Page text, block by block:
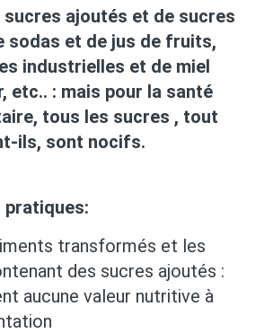
sucres ajoutés et de sucres
sodas et de jus de fruits,
industrielles et de miel
etc.. : mais pour la santé
tous les sucres , tout
ils, sont nocifs.
pratiques:
transformés et les
des sucres ajoutés :
aucune valeur nutritive à